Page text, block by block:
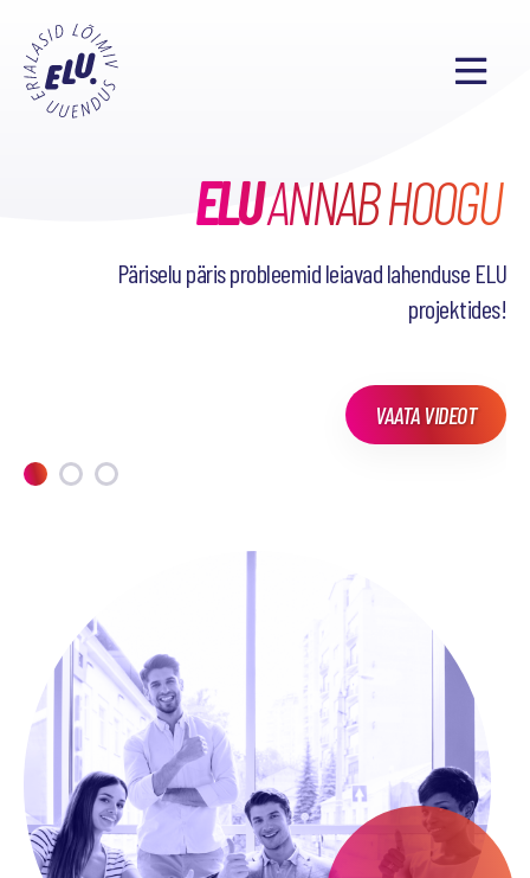
ELUANNAB HOOGU
Päriselu päris probleemid leiavad lahenduse ELU
projektides!
VAATA VIDEOT
SEL SEMESTRIL38
PÕNEVAT PROJEKTI
TAHAD TEADA, MIDA
OLEME TEINUD?